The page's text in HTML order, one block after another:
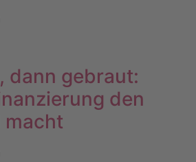
dann gebraut:
den
macht